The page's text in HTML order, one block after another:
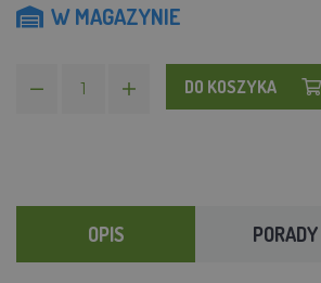
W MAGAZYNIE
DO KOSZYKA
OPIS PORADY